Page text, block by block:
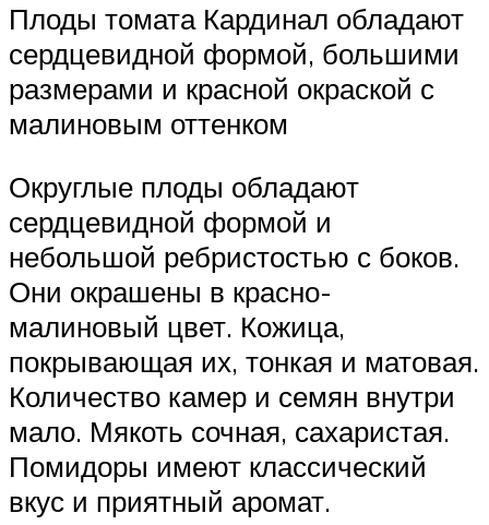
Плоды томата Кардинал обладают
сердцевидной формой, большими
размерами и красной окраской с
малиновым оттенком
Округлые плоды обладают
сердцевидной формой и
небольшой ребристостью с боков.
Они окрашены в красно-
малиновый цвет. Кожица,
покрывающая их, тонкая и матовая.
Количество камер и семян внутри
мало. Мякоть сочная, сахаристая.
Помидоры имеют классический
вкус и приятный аромат.